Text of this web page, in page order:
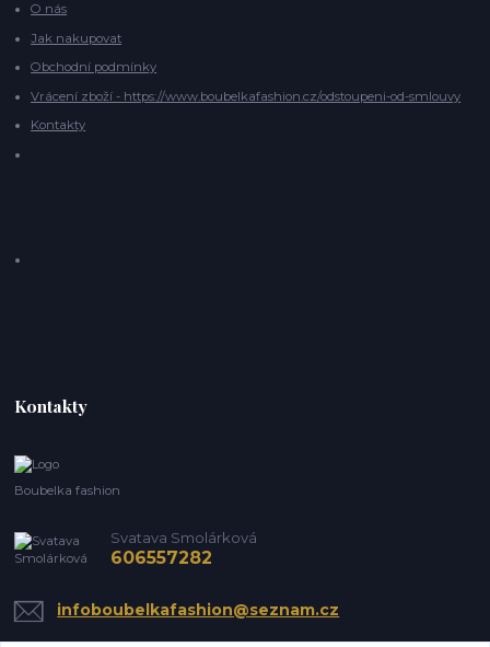
O nás
Jak nakupovat
Obchodní podmínky
Vrácení zboží - https://www.boubelkafashion.cz/odstoupeni-od-smlouvy
Kontakty
Kontakty
Boubelka fashion
Svatava Smolárková
606557282
infoboubelkafashion@seznam.cz